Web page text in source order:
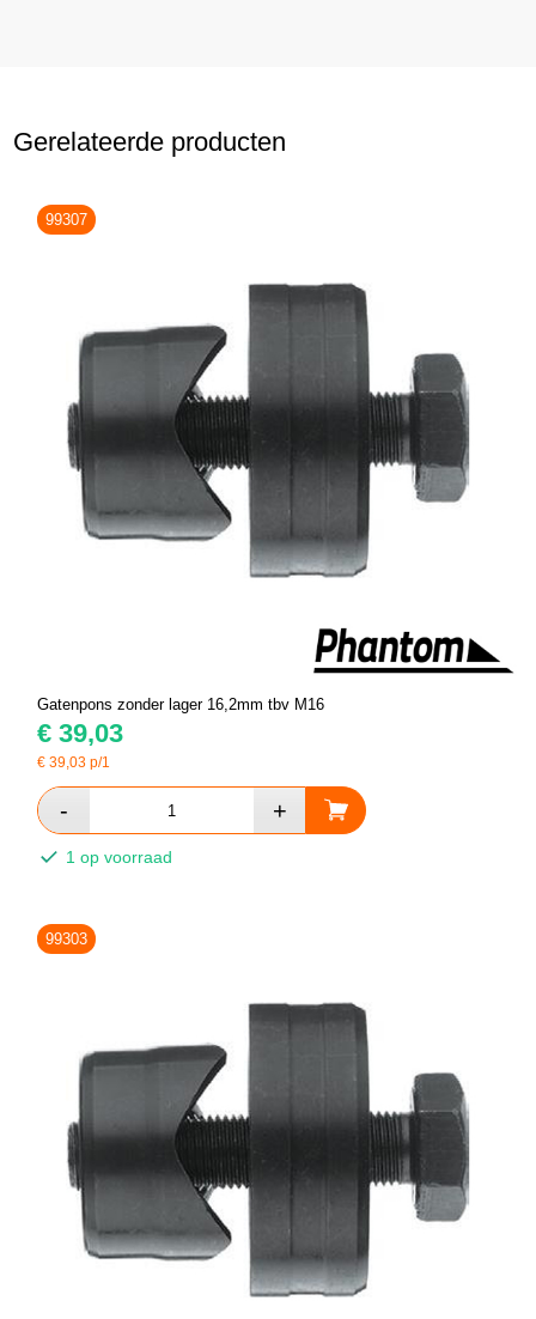
Gerelateerde producten
99307
Gatenpons zonder lager 16,2mm tbv M16
€ 39,03
€39,03 p/1
1 op voorraad
99303